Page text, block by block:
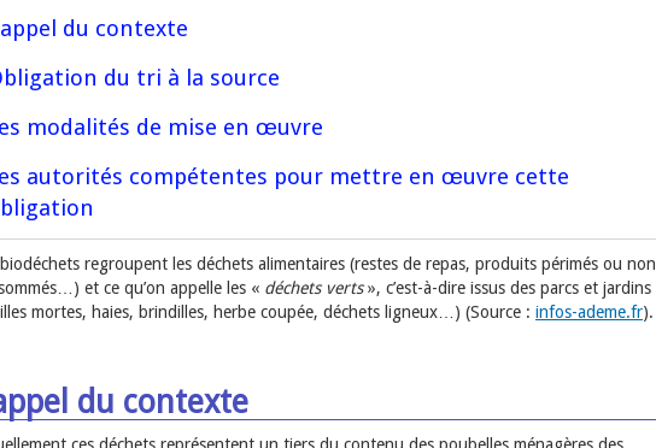
du contexte
du tri à la source
modalités de mise en œuvre
autorités compétentes pour mettre en œuvre cette
regroupent les déchets alimentaires (restes de repas, produits périmés ou non
et ce qu’on appelle les « déchets verts», c’est-à-dire issus des parcs et jardins
mortes, haies, brindilles, herbe coupée, déchets ligneux…) (Source : infos-ademe.fr).
du contexte